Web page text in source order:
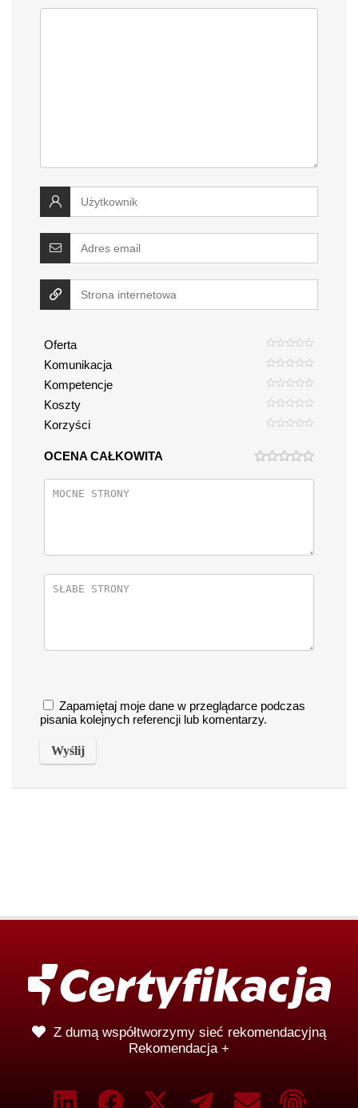
Oferta
Komunikacja
Kompetencje
Koszty
Korzyści
OCENA CAŁKOWITA
Zapamiętaj moje dane w przeglądarce podczas
pisania kolejnych referencji lub komentarzy.
Z dumą współtworzymy sieć rekomendacyjną
Rekomendacja +